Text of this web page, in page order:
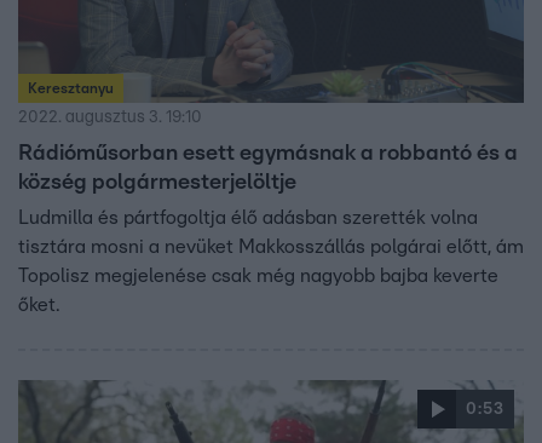
Keresztanyu
2022. augusztus 3. 19:10
Rádióműsorban esett egymásnak a robbantó és a
község polgármesterjelöltje
Ludmilla és pártfogoltja élő adásban szerették volna
tisztára mosni a nevüket Makkosszállás polgárai előtt, ám
Topolisz megjelenése csak még nagyobb bajba keverte
őket.
0:53